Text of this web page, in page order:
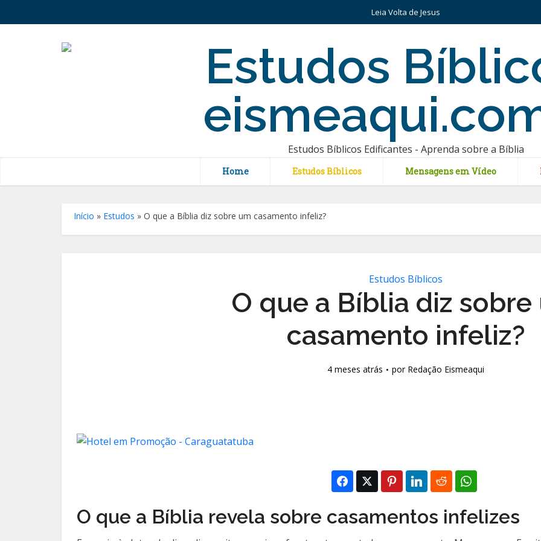
Leia Volta de Jesus
Estudos Bíblicos Edificantes - Aprenda sobre a Bíblia
Home Estudos Bíblicos Mensagens em Vídeo
Início » Estudos » O que a Bíblia diz sobre um casamento infeliz?
Estudos Bíblicos
O que a Bíblia diz sobre
casamento infeliz?
4 meses atrás por Redação Eismeaqui
O que a Bíblia revela sobre casamentos infelizes